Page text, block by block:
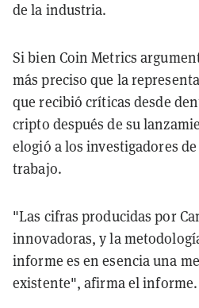
de la industria.
Si bien Coin Metrics
más preciso que la
que recibió críticas desde
cripto después de su
elogió a los investigadores
trabajo.
"Las cifras producidas por
innovadoras, y la
informe es en esencia una
existente", afirma el informe.